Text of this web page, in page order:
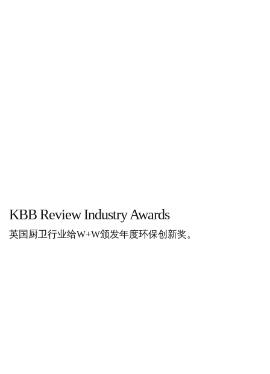
KBB Review Industry Awards
英国厨卫行业给W+W颁发年度环保创新奖。